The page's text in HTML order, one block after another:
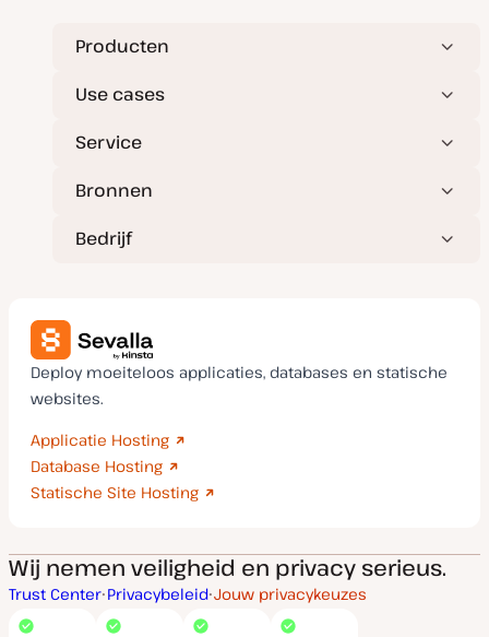
Producten
Use cases
Service
Bronnen
Bedrijf
Deploy moeiteloos applicaties, databases en statische
websites.
Applicatie Hosting
Database Hosting
Statische Site Hosting
Wij nemen veiligheid en privacy serieus.
Trust Center Privacybeleid Jouw privacykeuzes